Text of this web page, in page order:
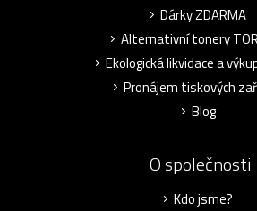
Dárky ZDARMA
Alternativní tonery
Ekologická likvidace a
Pronájem tiskových
Blog
O společnosti
Kdo jsme?